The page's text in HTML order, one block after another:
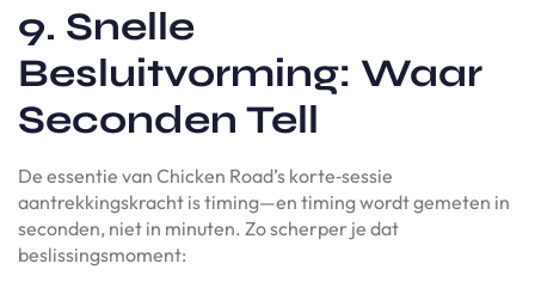
9. Snelle
Besluitvorming: Waar
Seconden Tell
De essentie van Chicken Road’s korte‑sessie
aantrekkingskracht is timing—en timing wordt gemeten in
seconden, niet in minuten. Zo scherper je dat
beslissingsmoment: